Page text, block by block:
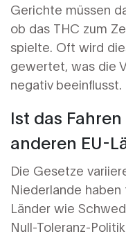
Gerichte müssen
ob das THC zum
spielte. Oft wird
gewertet, was die
negativ beeinflusst.
Ist das
anderen EU-
Die Gesetze
Niederlande
Länder wie
Null-Toleranz-